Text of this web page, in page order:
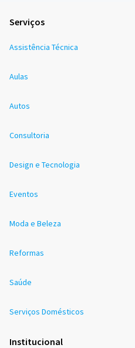
Serviços
Assistência Técnica
Aulas
Autos
Consultoria
Design e Tecnologia
Eventos
Moda e Beleza
Reformas
Saúde
Serviços Domésticos
Institucional